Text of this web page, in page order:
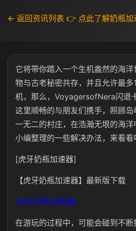
← 返回资讯列表 👉 点此了解奶瓶加
它将带你踏入一个生机盎然的海
物与古老秘密共存，并且允许最
机，那么，VoyagersofNera闪退
这里顺畅的与朋友们携手，照顾
一无二的村庄，在浩瀚无垠的海
小编整理的一些解决办法，来看看
[虎牙奶瓶加速器]
【虎牙奶瓶加速器】最新版下载
[虎牙奶瓶加速器]
在游玩的过程中，可能会碰到不